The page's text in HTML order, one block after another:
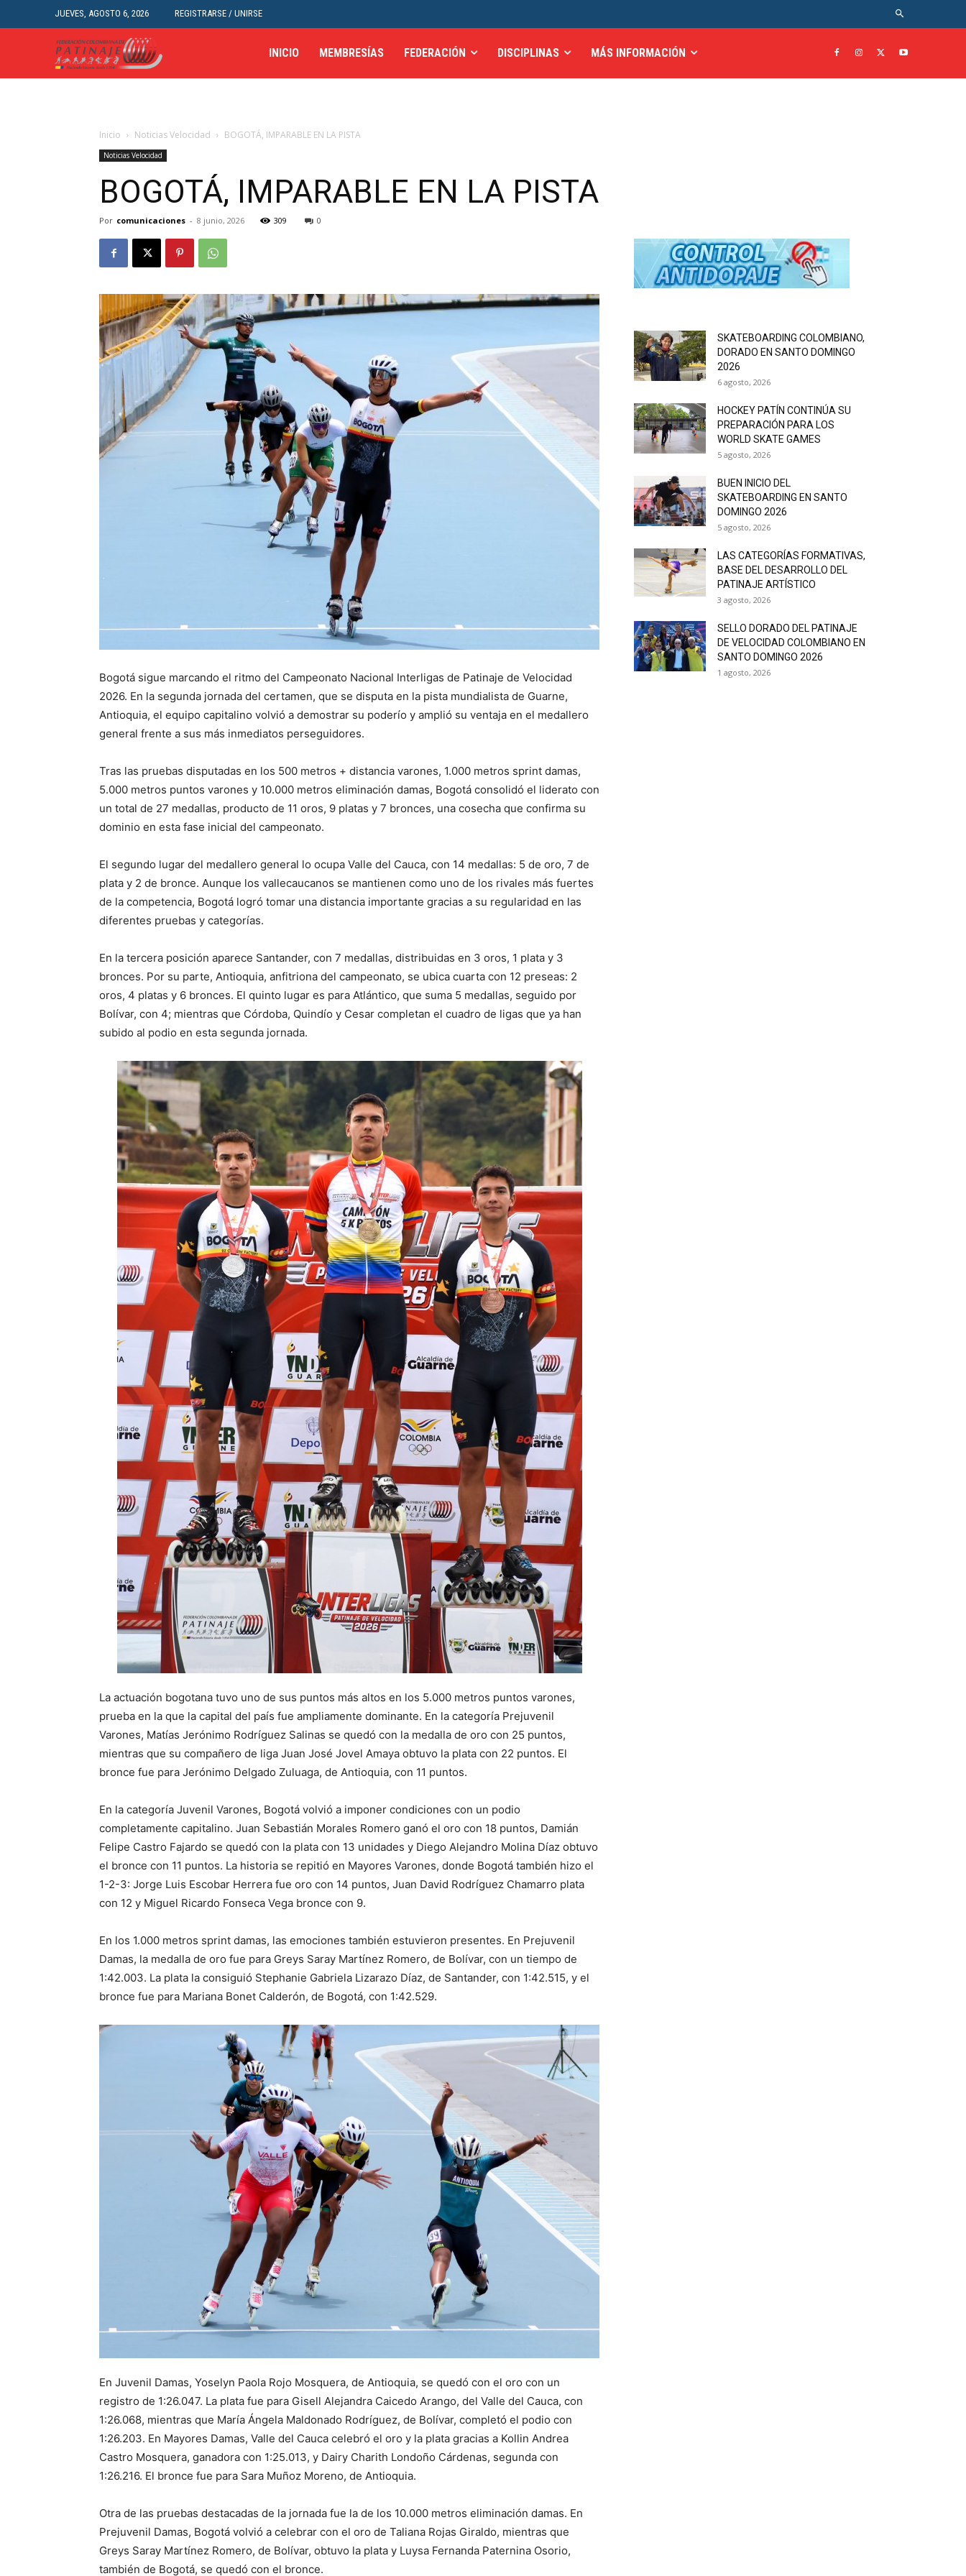
JUEVES, AGOSTO 6, 2026 REGISTRARSE / UNIRSE
INICIO MEMBRESÍAS FEDERACIÓN DISCIPLINAS MÁS INFORMACIÓN
Inicio Noticias Velocidad BOGOTÁ, IMPARABLE EN LA PISTA
Noticias Velocidad
BOGOTÁ, IMPARABLE EN LA PISTA
Por comunicaciones - 8 junio, 2026 309 0
Bogotá sigue marcando el ritmo del Campeonato Nacional Interligas de Patinaje de Velocidad
2026. En la segunda jornada del certamen, que se disputa en la pista mundialista de Guarne,
Antioquia, el equipo capitalino volvió a demostrar su poderío y amplió su ventaja en el medallero
general frente a sus más inmediatos perseguidores.
Tras las pruebas disputadas en los 500 metros + distancia varones, 1.000 metros sprint damas,
5.000 metros puntos varones y 10.000 metros eliminación damas, Bogotá consolidó el liderato con
un total de 27 medallas, producto de 11 oros, 9 platas y 7 bronces, una cosecha que confirma su
dominio en esta fase inicial del campeonato.
El segundo lugar del medallero general lo ocupa Valle del Cauca, con 14 medallas: 5 de oro, 7 de
plata y 2 de bronce. Aunque los vallecaucanos se mantienen como uno de los rivales más fuertes
de la competencia, Bogotá logró tomar una distancia importante gracias a su regularidad en las
diferentes pruebas y categorías.
En la tercera posición aparece Santander, con 7 medallas, distribuidas en 3 oros, 1 plata y 3
bronces. Por su parte, Antioquia, anfitriona del campeonato, se ubica cuarta con 12 preseas: 2
oros, 4 platas y 6 bronces. El quinto lugar es para Atlántico, que suma 5 medallas, seguido por
Bolívar, con 4; mientras que Córdoba, Quindío y Cesar completan el cuadro de ligas que ya han
subido al podio en esta segunda jornada.
La actuación bogotana tuvo uno de sus puntos más altos en los 5.000 metros puntos varones,
prueba en la que la capital del país fue ampliamente dominante. En la categoría Prejuvenil
Varones, Matías Jerónimo Rodríguez Salinas se quedó con la medalla de oro con 25 puntos,
mientras que su compañero de liga Juan José Jovel Amaya obtuvo la plata con 22 puntos. El
bronce fue para Jerónimo Delgado Zuluaga, de Antioquia, con 11 puntos.
En la categoría Juvenil Varones, Bogotá volvió a imponer condiciones con un podio
completamente capitalino. Juan Sebastián Morales Romero ganó el oro con 18 puntos, Damián
Felipe Castro Fajardo se quedó con la plata con 13 unidades y Diego Alejandro Molina Díaz obtuvo
el bronce con 11 puntos. La historia se repitió en Mayores Varones, donde Bogotá también hizo el
1-2-3: Jorge Luis Escobar Herrera fue oro con 14 puntos, Juan David Rodríguez Chamarro plata
con 12 y Miguel Ricardo Fonseca Vega bronce con 9.
En los 1.000 metros sprint damas, las emociones también estuvieron presentes. En Prejuvenil
Damas, la medalla de oro fue para Greys Saray Martínez Romero, de Bolívar, con un tiempo de
1:42.003. La plata la consiguió Stephanie Gabriela Lizarazo Díaz, de Santander, con 1:42.515, y el
bronce fue para Mariana Bonet Calderón, de Bogotá, con 1:42.529.
En Juvenil Damas, Yoselyn Paola Rojo Mosquera, de Antioquia, se quedó con el oro con un
registro de 1:26.047. La plata fue para Gisell Alejandra Caicedo Arango, del Valle del Cauca, con
1:26.068, mientras que María Ángela Maldonado Rodríguez, de Bolívar, completó el podio con
1:26.203. En Mayores Damas, Valle del Cauca celebró el oro y la plata gracias a Kollin Andrea
Castro Mosquera, ganadora con 1:25.013, y Dairy Charith Londoño Cárdenas, segunda con
1:26.216. El bronce fue para Sara Muñoz Moreno, de Antioquia.
Otra de las pruebas destacadas de la jornada fue la de los 10.000 metros eliminación damas. En
Prejuvenil Damas, Bogotá volvió a celebrar con el oro de Taliana Rojas Giraldo, mientras que
Greys Saray Martínez Romero, de Bolívar, obtuvo la plata y Luysa Fernanda Paternina Osorio,
también de Bogotá, se quedó con el bronce.
SKATEBOARDING COLOMBIANO,
DORADO EN SANTO DOMINGO
2026
6 agosto, 2026
HOCKEY PATÍN CONTINÚA SU
PREPARACIÓN PARA LOS
WORLD SKATE GAMES
5 agosto, 2026
BUEN INICIO DEL
SKATEBOARDING EN SANTO
DOMINGO 2026
5 agosto, 2026
LAS CATEGORÍAS FORMATIVAS,
BASE DEL DESARROLLO DEL
PATINAJE ARTÍSTICO
3 agosto, 2026
SELLO DORADO DEL PATINAJE
DE VELOCIDAD COLOMBIANO EN
SANTO DOMINGO 2026
1 agosto, 2026